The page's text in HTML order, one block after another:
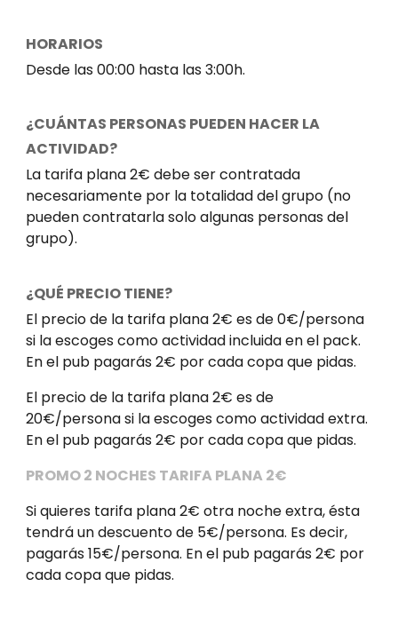
HORARIOS
Desde las 00:00 hasta las 3:00h.
¿CUÁNTAS PERSONAS PUEDEN HACER LA
ACTIVIDAD?
La tarifa plana 2€ debe ser contratada
necesariamente por la totalidad del grupo (no
pueden contratarla solo algunas personas del
grupo).
¿QUÉ PRECIO TIENE?
El precio de la tarifa plana 2€ es de 0€/persona
si la escoges como actividad incluida en el pack.
En el pub pagarás 2€ por cada copa que pidas.
El precio de la tarifa plana 2€ es de
20€/persona si la escoges como actividad extra.
En el pub pagarás 2€ por cada copa que pidas.
PROMO 2 NOCHES TARIFA PLANA 2€
Si quieres tarifa plana 2€ otra noche extra, ésta
tendrá un descuento de 5€/persona. Es decir,
pagarás 15€/persona. En el pub pagarás 2€ por
cada copa que pidas.